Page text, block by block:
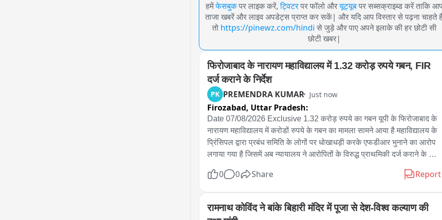
हमेंफेसबुक पर लाइक करें, ट्विटर पर फॉलो औरयूट्यूब पर सब्सक्राइब्ड करें ताकि
ताजा खबरें और लाइव अपडेट्स प्राप्त कर सकें| और यदि आप विस्तार से पढ़ना चाहते
तो https://pinewz.com/hindi से जुड़े और पाए अपने इलाके की हर छोटी सी
छोटी खबर|
फिरोजाबाद के नारायण महाविद्यालय में 1.32 करोड़ रुपये गबन, FIR
दर्ज कराने के निर्देश
PK PREMENDRA KUMAR Just now
Firozabad, Uttar Pradesh:
Date 07/08/2026 Exclusive 1.32 करोड़ रुपये का गबन यूपी के फिरोजाबाद के
नारायण महाविद्यालय में करोडों रुपये के गबन का मामला सामने आया है महाविद्यालय के
प्रिंसिपल द्वारा प्रबंध समिति के लोगों पर धोखाधड़ी करके एफडीआर भुनाने का आरोप
लगाया गया है जिसमें अब न्यायालय ने आरोपितों के विरुद्ध प्राथमिकी दर्ज कराने के
जमा की एफडी को धोखाधड़ी एवं षडयंत्र पूर्वक एक लाख रुपये की 124 नई सावधि
बिना प्राचार्य कार्यालय की जानकारी के उक्त धनराशि का गबन कर लिया गया। उक्त
अनियमितताओं की पुष्टि प्राचार्य द्वारा की गई सूचना के आधार पर डीएम द्वारा गठित
0 0 Share Report
रामनाथ कोविंद ने बांके बिहारी मंदिर में पूजा से देश-विश्व कल्याण की